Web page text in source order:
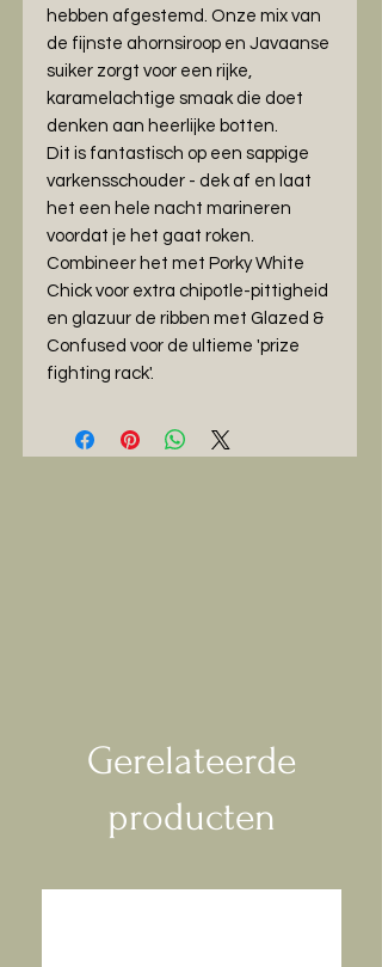
hebben afgestemd. Onze mix van
de fijnste ahornsiroop en Javaanse
suiker zorgt voor een rijke,
karamelachtige smaak die doet
denken aan heerlijke botten.
Dit is fantastisch op een sappige
varkensschouder - dek af en laat
het een hele nacht marineren
voordat je het gaat roken.
Combineer het met Porky White
Chick voor extra chipotle-pittigheid
en glazuur de ribben met Glazed &
Confused voor de ultieme 'prize
fighting rack'.
Gerelateerde
producten